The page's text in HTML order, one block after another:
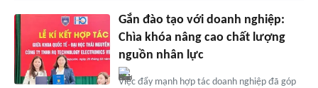
Gắn đào tạo với doanh nghiệp:
Chìa khóa nâng cao chất lượng
nguồn nhân lực
Việc đẩy mạnh hợp tác doanh nghiệp đã góp